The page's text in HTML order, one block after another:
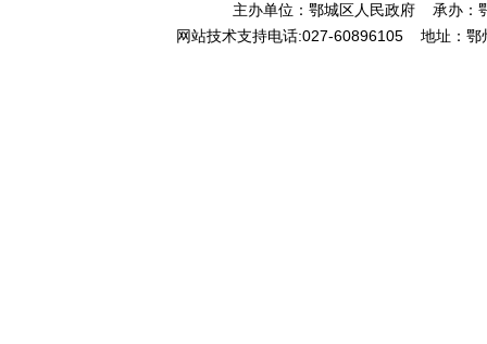
主办单位：鄂城区人民政府 承办
网站技术支持电话:027-60896105 地址：